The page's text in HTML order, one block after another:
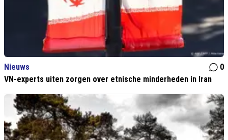
Nieuws
0
VN-experts uiten zorgen over etnische minderheden in Iran